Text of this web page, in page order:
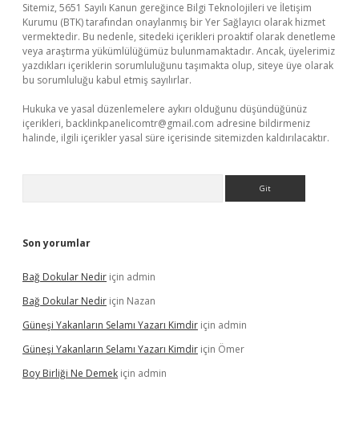
Sitemiz, 5651 Sayılı Kanun gereğince Bilgi Teknolojileri ve İletişim
Kurumu (BTK) tarafından onaylanmış bir Yer Sağlayıcı olarak hizmet
vermektedir. Bu nedenle, sitedeki içerikleri proaktif olarak denetleme
veya araştırma yükümlülüğümüz bulunmamaktadır. Ancak, üyelerimiz
yazdıkları içeriklerin sorumluluğunu taşımakta olup, siteye üye olarak
bu sorumluluğu kabul etmiş sayılırlar.
Hukuka ve yasal düzenlemelere aykırı olduğunu düşündüğünüz
içerikleri, backlinkpanelicomtr@gmail.com adresine bildirmeniz
halinde, ilgili içerikler yasal süre içerisinde sitemizden kaldırılacaktır.
Son yorumlar
Bağ Dokular Nedir için admin
Bağ Dokular Nedir için Nazan
Güneşi Yakanların Selamı Yazarı Kimdir için admin
Güneşi Yakanların Selamı Yazarı Kimdir için Ömer
Boy Birliği Ne Demek için admin